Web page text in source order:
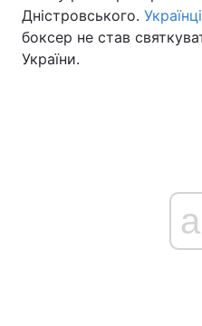
Дністровського.
боксер не став
України.